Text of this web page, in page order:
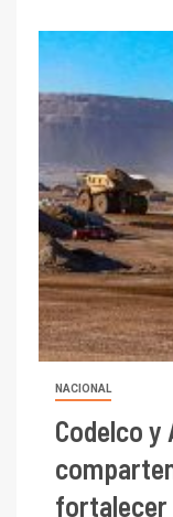
NACIONAL
Codelco
fortalecer